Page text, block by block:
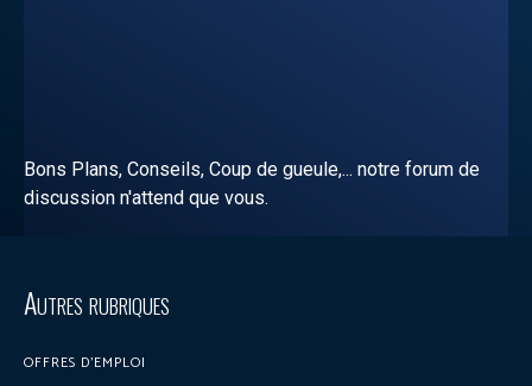
Bons Plans, Conseils, Coup de gueule,... notre forum de
discussion n'attend que vous.
Autres rubriques
OFFRES D’EMPLOI